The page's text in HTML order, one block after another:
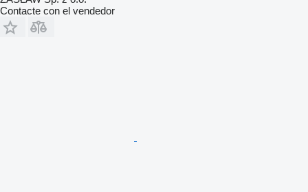
Contacte con el vendedor